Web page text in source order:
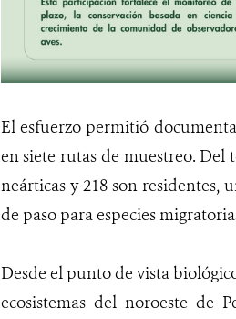
El esfuerzo permitió
en siete rutas de muestreo. Del
neárticas y 218 son
de paso para especies
Desde el punto de vista
ecosistemas del noroeste de